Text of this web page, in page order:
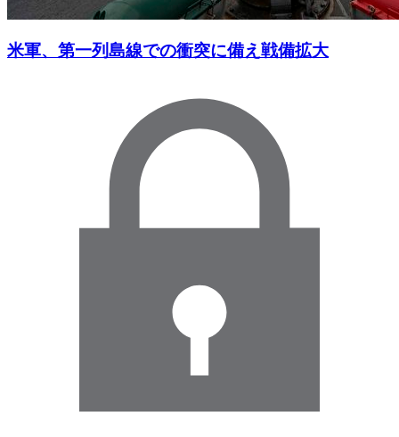
米軍、第一列島線での衝突に備え戦備拡大